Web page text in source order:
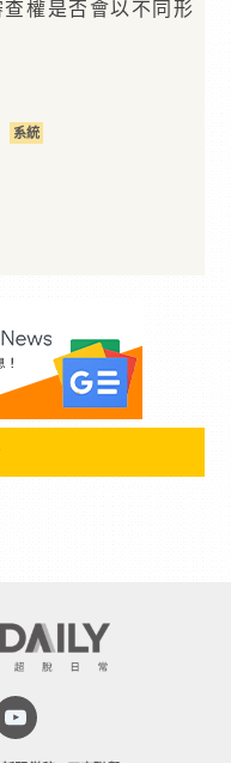
權是否會以不同形
系統